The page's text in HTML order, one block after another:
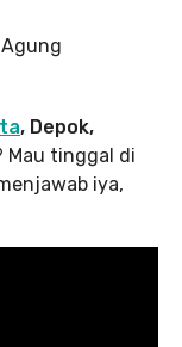
, Depok,
Mau tinggal di
iya,